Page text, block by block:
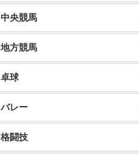
中央競馬
地方競馬
卓球
バレー
格闘技